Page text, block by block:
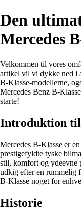
Den
Mercedes
Velkommen til vores
artikel vil vi dykke ned i
B-Klasse-modellerne,
Mercedes Benz B-
starte!
Introduktion til
Mercedes B-Klasse er
prestigefyldte tyske
stil, komfort og ydeevne
udkig efter en rummelig
B-Klasse noget for
Historie